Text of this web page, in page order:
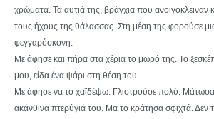
χρώματα. Τα αυτιά της, βράγχια που ανοιγόκλειναν
τους ήχους της θάλασσας. Στη μέση της φορούσε
φεγγαρόσκονη.
Με άφησε και πήρα στα χέρια το μωρό της. Το
μου, είδα ένα ψάρι στη θέση του.
Με άφησε να το χαϊδέψω. Γλιστρούσε πολύ.
ακάνθινα πτερύγιά του. Μα το κράτησα σφιχτά. Δεν